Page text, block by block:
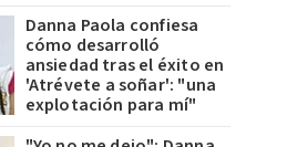
Danna Paola confiesa
cómo desarrolló
ansiedad tras el éxito en
'Atrévete a soñar': "una
explotación para mí"